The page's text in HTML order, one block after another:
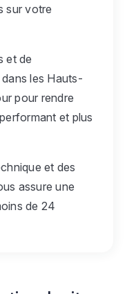
sur votre
et de
dans les Hauts-
pour rendre
et plus
et des
assure une
de 24